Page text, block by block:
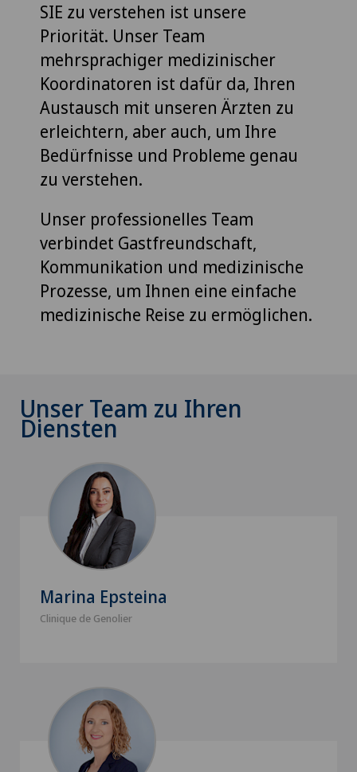
SIE zu verstehen ist unsere
Priorität. Unser Team
mehrsprachiger medizinischer
Koordinatoren ist dafür da, Ihren
Austausch mit unseren Ärzten zu
erleichtern, aber auch, um Ihre
Bedürfnisse und Probleme genau
zu verstehen.
Unser professionelles Team
verbindet Gastfreundschaft,
Kommunikation und medizinische
Prozesse, um Ihnen eine einfache
medizinische Reise zu ermöglichen.
Unser Team zu Ihren
Diensten
Marina Epsteina
Clinique de Genolier